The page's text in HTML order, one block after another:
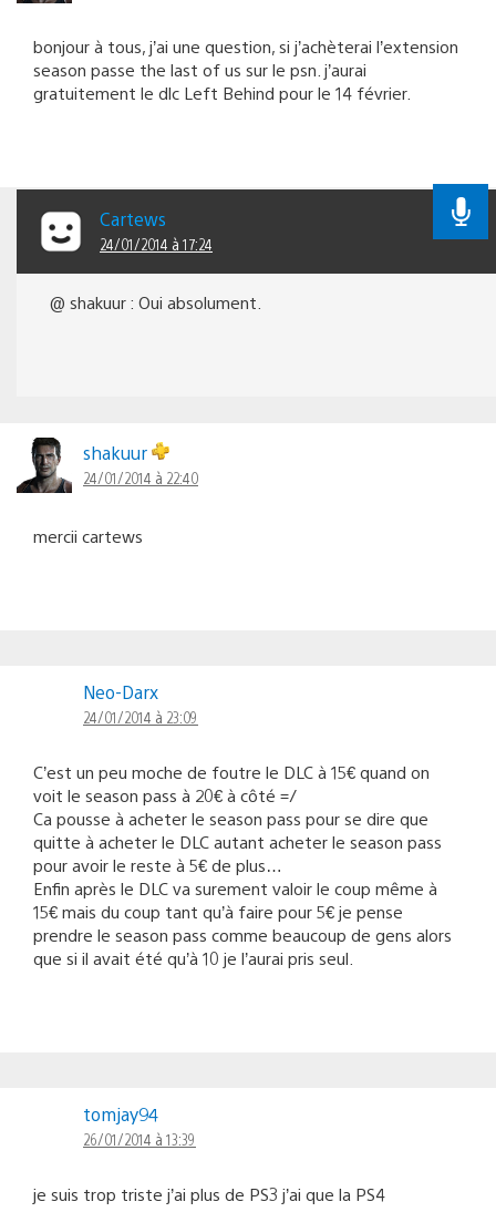
bonjour à tous, j’ai une question, si j’achèterai l’extension
season passe the last of us sur le psn. j’aurai
gratuitement le dlc Left Behind pour le 14 février.
Cartews
24/01/2014 à 17:24
@ shakuur : Oui absolument.
shakuur
24/01/2014 à 22:40
mercii cartews
Neo-Darx
24/01/2014 à 23:09
C’est un peu moche de foutre le DLC à 15€ quand on
voit le season pass à 20€ à côté =/
Ca pousse à acheter le season pass pour se dire que
quitte à acheter le DLC autant acheter le season pass
pour avoir le reste à 5€ de plus…
Enfin après le DLC va surement valoir le coup même à
15€ mais du coup tant qu’à faire pour 5€ je pense
prendre le season pass comme beaucoup de gens alors
que si il avait été qu’à 10 je l’aurai pris seul.
tomjay94
26/01/2014 à 13:39
je suis trop triste j’ai plus de PS3 j’ai que la PS4